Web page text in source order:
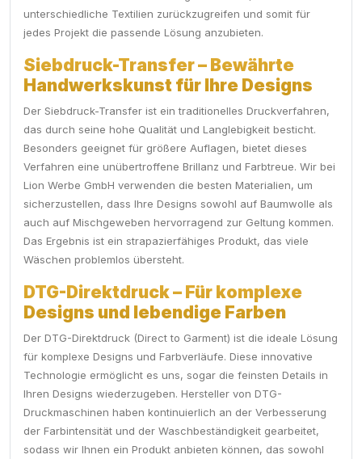
unterschiedliche Textilien zurückzugreifen und somit für
jedes Projekt die passende Lösung anzubieten.
Siebdruck-Transfer – Bewährte
Handwerkskunst für Ihre Designs
Der Siebdruck-Transfer ist ein traditionelles Druckverfahren,
das durch seine hohe Qualität und Langlebigkeit besticht.
Besonders geeignet für größere Auflagen, bietet dieses
Verfahren eine unübertroffene Brillanz und Farbtreue. Wir bei
Lion Werbe GmbH verwenden die besten Materialien, um
sicherzustellen, dass Ihre Designs sowohl auf Baumwolle als
auch auf Mischgeweben hervorragend zur Geltung kommen.
Das Ergebnis ist ein strapazierfähiges Produkt, das viele
Wäschen problemlos übersteht.
DTG-Direktdruck – Für komplexe
Designs und lebendige Farben
Der DTG-Direktdruck (Direct to Garment) ist die ideale Lösung
für komplexe Designs und Farbverläufe. Diese innovative
Technologie ermöglicht es uns, sogar die feinsten Details in
Ihren Designs wiederzugeben. Hersteller von DTG-
Druckmaschinen haben kontinuierlich an der Verbesserung
der Farbintensität und der Waschbeständigkeit gearbeitet,
sodass wir Ihnen ein Produkt anbieten können, das sowohl